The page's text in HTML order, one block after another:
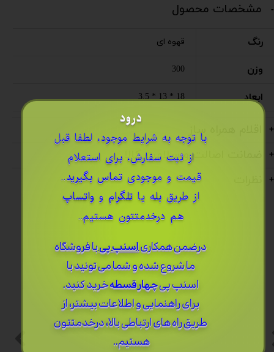
مشخصات محصول
رنگ قهوه ای
وزن 300
ابعاد 18 * 13 * 3.5
اقلام همراه ساز
ضمانت اصالت و سلامت کالا
درود
​با توجه به شرایط موجود، لطفا قبل
از ثبت سفارش، برای استعلام
قیمت و موجودی تماس بگیرید..
از طریق بله یا تلگرام و واتساپ
هم درخدمتتون هستیم..
درضمن ​همکاریاسنپ پیبا فروشگاه
ما شروع شده و شما می تونید با
اسنپ پیچهار قسطهخرید کنید.
برای راهنمایی و اطلاعات بیشتر، از
طریق راه های ارتباطی بالا، درخدمتتون
هستیم..